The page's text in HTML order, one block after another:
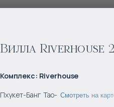
Вилла Riverhouse
Комплекс: Riverhouse
Пхукет-Банг Тао- Смотреть на